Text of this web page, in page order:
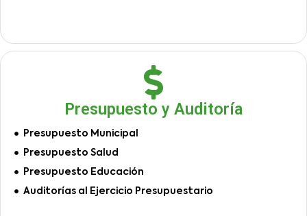
Presupuesto y Auditoría
Presupuesto Municipal
Presupuesto Salud
Presupuesto Educación
Auditorías al Ejercicio Presupuestario